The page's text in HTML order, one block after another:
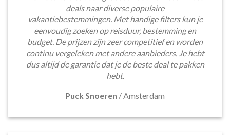
deals naar diverse populaire
vakantiebestemmingen. Met handige filters kun je
eenvoudig zoeken op reisduur, bestemming en
budget. De prijzen zijn zeer competitief en worden
continu vergeleken met andere aanbieders. Je hebt
dus altijd de garantie dat je de beste deal te pakken
hebt.
Puck Snoeren /Amsterdam